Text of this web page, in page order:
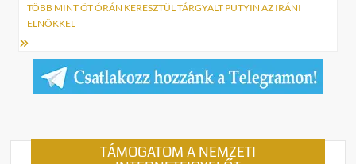
TÖBB MINT ÖT ÓRÁN KERESZTÜL TÁRGYALT PUTYIN AZ IRÁNI
ELNÖKKEL
TÁMOGATOM A NEMZETI